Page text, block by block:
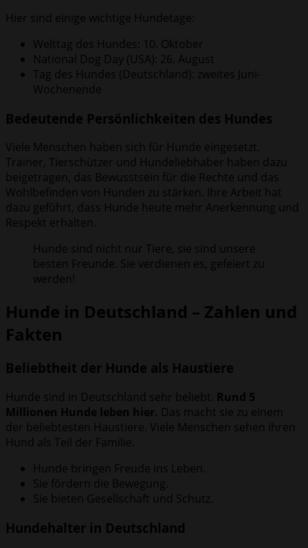
Hier sind einige wichtige Hundetage:
Welttag des Hundes: 10. Oktober
National Dog Day (USA): 26. August
Tag des Hundes (Deutschland): zweites Juni-
Wochenende
Bedeutende Persönlichkeiten des Hundes
Viele Menschen haben sich für Hunde eingesetzt.
Trainer, Tierschützer und Hundeliebhaber haben dazu
beigetragen, das Bewusstsein für die Rechte und das
Wohlbefinden von Hunden zu stärken. Ihre Arbeit hat
dazu geführt, dass Hunde heute mehr Anerkennung und
Respekt erhalten.
Hunde sind nicht nur Tiere, sie sind unsere
besten Freunde. Sie verdienen es, gefeiert zu
werden!
Hunde in Deutschland – Zahlen und
Fakten
Beliebtheit der Hunde als Haustiere
Hunde sind in Deutschland sehr beliebt. Rund 5
Millionen Hunde leben hier. Das macht sie zu einem
der beliebtesten Haustiere. Viele Menschen sehen ihren
Hund als Teil der Familie.
Hunde bringen Freude ins Leben.
Sie fördern die Bewegung.
Sie bieten Gesellschaft und Schutz.
Hundehalter in Deutschland